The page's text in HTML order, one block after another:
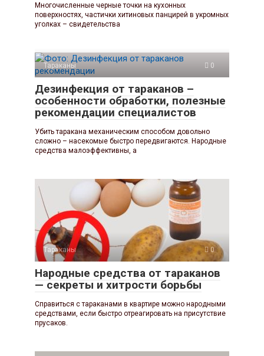
Многочисленные черные точки на кухонных
поверхностях, частички хитиновых панцирей в укромных
уголках – свидетельства
Тараканы 0
Дезинфекция от тараканов –
особенности обработки, полезные
рекомендации специалистов
Убить таракана механическим способом довольно
сложно – насекомые быстро передвигаются. Народные
средства малоэффективны, а
Тараканы 0
Народные средства от тараканов
— секреты и хитрости борьбы
Справиться с тараканами в квартире можно народными
средствами, если быстро отреагировать на присутствие
прусаков.